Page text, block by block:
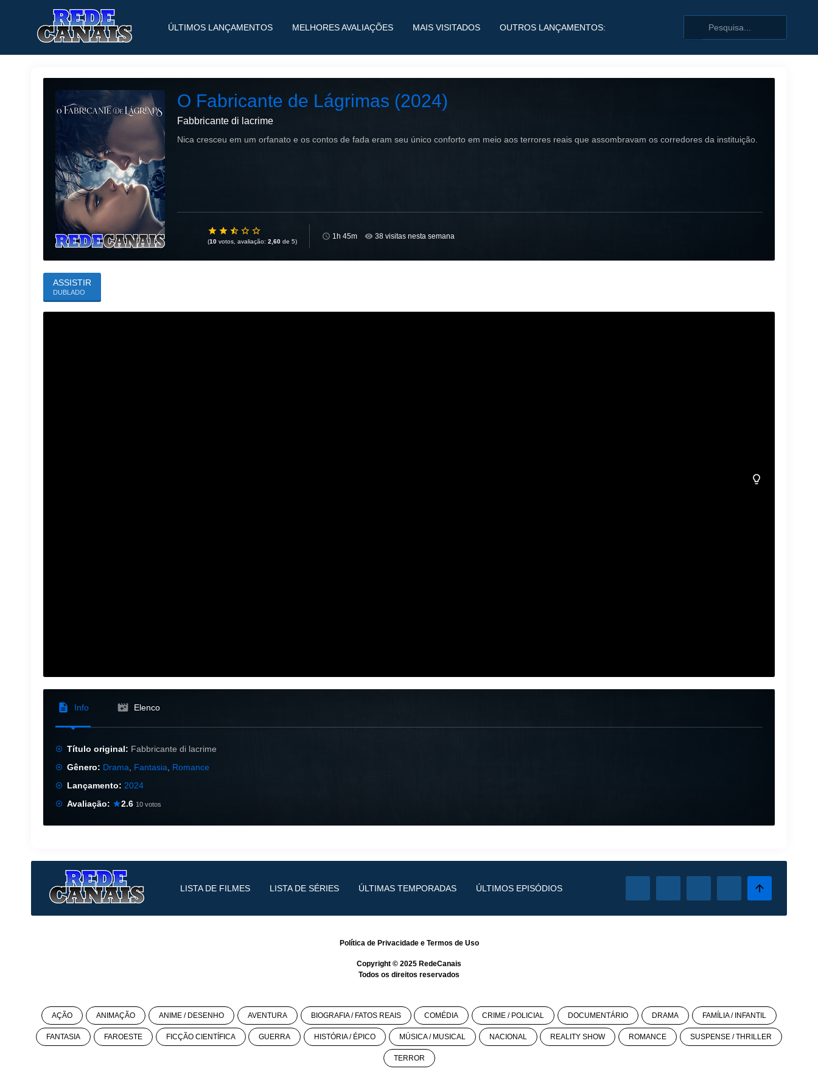
ÚLTIMOS LANÇAMENTOS MELHORES AVALIAÇÕES MAIS VISITADOS OUTROS LANÇAMENTOS:
O Fabricante de Lágrimas (2024)
Fabbricante di lacrime
Nica cresceu em um orfanato e os contos de fada eram seu único conforto em meio aos terrores reais que assombravam os corredores da instituição.
(10 votos, avaliação: 2,60 de 5)
1h 45m 38 visitas nesta semana
ASSISTIR
DUBLADO
Info Elenco
Título original: Fabbricante di lacrime
Gênero: Drama Fantasia
Romance
Lançamento: 2024
Avaliação:
2.6 10 votos
LISTA DE FILMES LISTA DE SÉRIES ÚLTIMAS TEMPORADAS ÚLTIMOS EPISÓDIOS
Política de Privacidadee Termos de Uso
Copyright © 2025 RedeCanais
Todos os direitos reservados
AÇÃO ANIMAÇÃO ANIME / DESENHO AVENTURA BIOGRAFIA / FATOS REAIS COMÉDIA CRIME / POLICIAL DOCUMENTÁRIO DRAMA FAMÍLIA / INFANTIL
FANTASIA FAROESTE FICÇÃO CIENTÍFICA GUERRA HISTÓRIA / ÉPICO MÚSICA / MUSICAL NACIONAL REALITY SHOW ROMANCE SUSPENSE / THRILLER
TERROR